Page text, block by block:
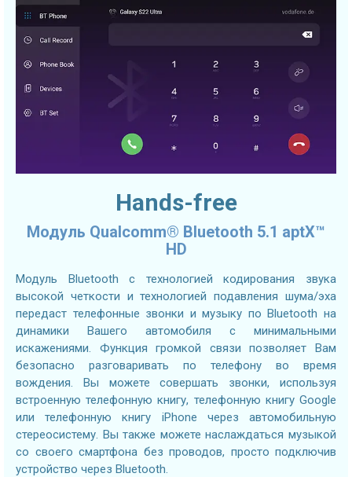
Hands-free
Модуль Qualcomm® Bluetooth 5.1 aptX™
HD
Модуль Bluetooth с технологией кодирования звука
высокой четкости и технологией подавления шума/эха
передаст телефонные звонки и музыку по Bluetooth на
динамики Вашего автомобиля с минимальными
искажениями. Функция громкой связи позволяет Вам
безопасно разговаривать по телефону во время
вождения. Вы можете совершать звонки, используя
встроенную телефонную книгу, телефонную книгу Google
или телефонную книгу iPhone через автомобильную
стереосистему. Вы также можете наслаждаться музыкой
со своего смартфона без проводов, просто подключив
устройство через Bluetooth.